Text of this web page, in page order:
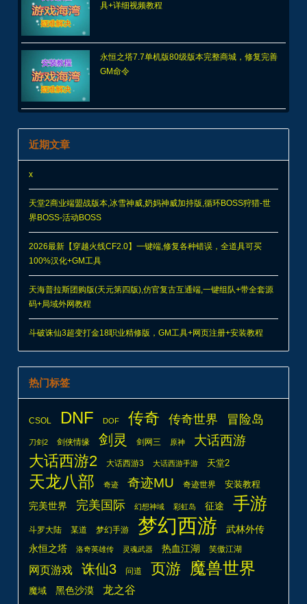
具+详细视频教程
永恒之塔7.7单机版80级版本完整商城，修复完善
GM命令
近期文章
x
天堂2商业端盟战版本,冰雪神威,奶妈神威加持版,循环BOSS狩猎-世
界BOSS-活动BOSS
2026最新【穿越火线CF2.0】一键端,修复各种错误，全道具可买
100%汉化+GM工具
天海普拉斯团购版(天元第四版),仿官复古互通端,一键组队+带全套源
码+局域外网教程
斗破诛仙3超变打金18职业精修版，GM工具+网页注册+安装教程
热门标签
CSOL DNF DOF 传奇 传奇世界 冒险岛
刀剑2 剑侠情缘 剑灵 剑网三 原神 大话西游
大话西游2 大话西游3 大话西游手游 天堂2
天龙八部 奇迹 奇迹MU 奇迹世界 安装教程
完美世界 完美国际 幻想神域 彩虹岛 征途 手游
斗罗大陆 某道 梦幻手游 梦幻西游
武林外传
永恒之塔
洛奇英雄传 灵魂武器 热血江湖 笑傲江湖
网页游戏 诛仙3 问道 页游 魔兽世界
魔域 黑色沙漠 龙之谷